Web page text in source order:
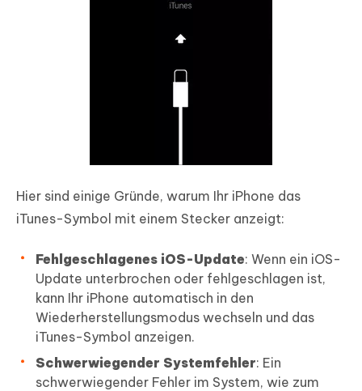
Hier sind einige Gründe, warum Ihr iPhone das
iTunes-Symbol mit einem Stecker anzeigt:
Fehlgeschlagenes iOS-Update: Wenn ein iOS-
Update unterbrochen oder fehlgeschlagen ist,
kann Ihr iPhone automatisch in den
Wiederherstellungsmodus wechseln und das
iTunes-Symbol anzeigen.
Schwerwiegender Systemfehler: Ein
schwerwiegender Fehler im System, wie zum